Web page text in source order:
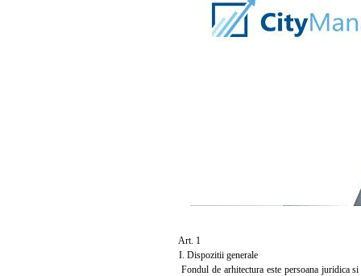
Art. 1
I. Dispozitii generale
Fondul de arhitectura este persoana juridica